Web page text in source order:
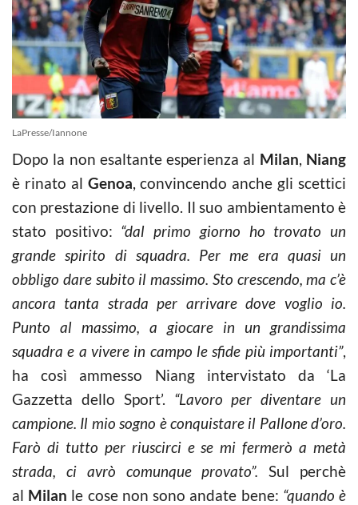
LaPresse/Iannone
Dopo la non esaltante esperienza al Milan, Niang
è rinato al Genoa, convincendo anche gli scettici
con prestazione di livello. Il suo ambientamento è
stato positivo: “dal primo giorno ho trovato un
grande spirito di squadra. Per me era quasi un
obbligo dare subito il massimo. Sto crescendo, ma c’è
ancora tanta strada per arrivare dove voglio io.
Punto al massimo, a giocare in un grandissima
squadra e a vivere in campo le sfide più importanti”,
ha così ammesso Niang intervistato da ‘La
Gazzetta dello Sport’. “Lavoro per diventare un
campione. Il mio sogno è conquistare il Pallone d’oro.
Farò di tutto per riuscirci e se mi fermerò a metà
strada, ci avrò comunque provato”.Sul perchè
al Milan le cose non sono andate bene: “quando è